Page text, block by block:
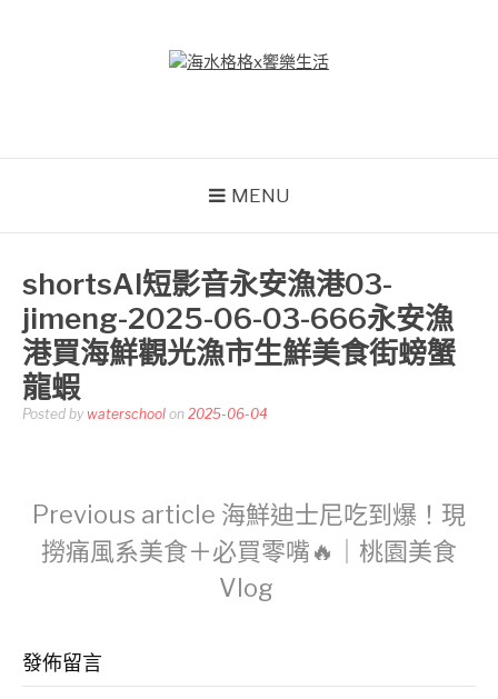
MENU
shortsAI短影音永安漁港03-
jimeng-2025-06-03-666永安漁
港買海鮮觀光漁市生鮮美食街螃蟹
龍蝦
Posted by waterschool on 2025-06-04
Continue
Reading
Previous article 海鮮迪士尼吃到爆！現
撈痛風系美食＋必買零嘴🔥｜桃園美食
Vlog
發佈留言